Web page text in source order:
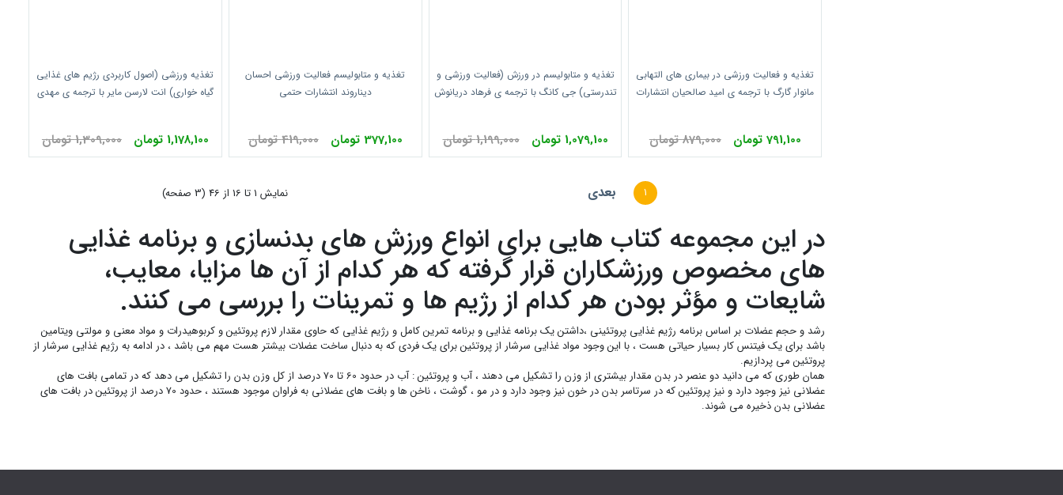
تغذیه و فعالیت ورزشی در بیماری های التهابی
مانوار گارگ با ترجمه ی امید صالحیان انتشارات
791,100 تومان 879,000 تومان
تغذیه و متابولیسم در ورزش (فعالیت ورزشی و
تندرستی) جی کانگ با ترجمه ی فرهاد دریانوش
1,079,100 تومان 1,199,000 تومان
تغذیه و متابولیسم فعالیت ورزشی احسان
دیناروند انتشارات حتمی
377,100 تومان 419,000 تومان
تغذیه ورزشی (اصول کاربردی رژیم های غذایی
گیاه خواری) انت لارسن مایر با ترجمه ی مهدی
1,178,100 تومان 1,309,000 تومان
1 بعدی نمايش 1 تا 16 از 46 (3 صفحه)
در این مجموعه کتاب هایی برای انواع ورزش های بدنسازی و برنامه غذایی
های مخصوص ورزشکاران قرار گرفته که هر کدام از آن ها مزایا، معایب،
شایعات و مؤثر بودن هر کدام از رژیم ها و تمرینات را بررسی می کنند.
رشد و حجم عضلات بر اساس برنامه رژیم غذایی پروتئینی ،داشتن یک برنامه غذایی و برنامه تمرین کامل و رژیم غذایی که حاوی مقدار لازم پروتئین و کربوهیدرات و مواد معنی و مولتی ویتامین
باشد برای یک فیتنس کار بسیار حیاتی هست ، با این وجود مواد غذایی سرشار از پروتئین برای یک فردی که به دنبال ساخت عضلات بیشتر هست مهم می باشد ، در ادامه به رژیم غذایی سرشار از
پروتئین می پردازیم.
همان طوری که می دانید دو عنصر در بدن مقدار بیشتری از وزن را تشکیل می دهند ، آب و پروتئین : آب در حدود 60 تا 70 درصد از کل وزن بدن را تشکیل می دهد که در تمامی بافت های
عضلانی نیز وجود دارد و نیز پروتئین که در سرتاسر بدن در خون نیز وجود دارد و در مو ، گوشت ، ناخن ها و بافت های عضلانی به فراوان موجود هستند ، حدود 70 درصد از پروتئین در بافت های
عضلانی بدن ذخیره می شوند.